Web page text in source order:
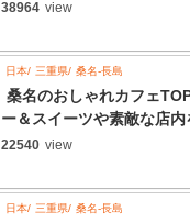
38964 view
日本 三重県 桑名-長島
桑名のおしゃれカフェ
ー＆スイーツや素敵な店内
22540 view
日本 三重県 桑名-長島